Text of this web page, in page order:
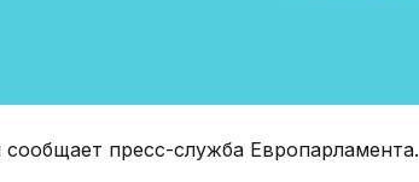
пресс-служба Европарламента.